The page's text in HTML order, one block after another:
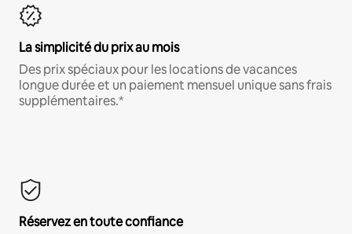
La simplicité du prix au mois
Des prix spéciaux pour les locations de vacances
longue durée et un paiement mensuel unique sans frais
supplémentaires.*
Réservez en toute confiance